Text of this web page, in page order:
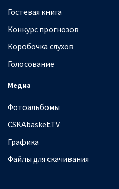
Гостевая книга
Конкурс прогнозов
Коробочка слухов
Голосование
Медиа
Фотоальбомы
CSKAbasket.TV
Графика
Файлы для скачивания